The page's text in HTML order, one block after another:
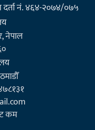
दर्ता नं. ४६४-२०७४/०७५
नेपाल
कम